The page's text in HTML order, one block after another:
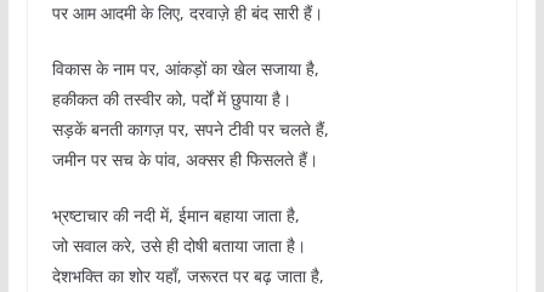
पर आम आदमी के लिए, दरवाज़े ही बंद सारी हैं।
विकास के नाम पर, आंकड़ों का खेल सजाया है,
हकीकत की तस्वीर को, पर्दों में छुपाया है।
सड़कें बनती कागज़ पर, सपने टीवी पर चलते हैं,
जमीन पर सच के पांव, अक्सर ही फिसलते हैं।
भ्रष्टाचार की नदी में, ईमान बहाया जाता है,
जो सवाल करे, उसे ही दोषी बताया जाता है।
देशभक्ति का शोर यहाँ, जरूरत पर बढ़ जाता है,